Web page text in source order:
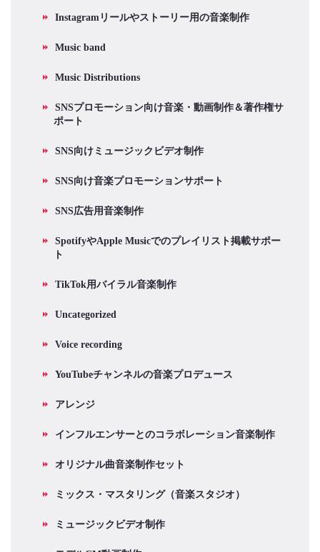
Instagramリールやストーリー用の音楽制作
Music band
Music Distributions
SNSプロモーション向け音楽・動画制作＆著作権サ
ポート
SNS向けミュージックビデオ制作
SNS向け音楽プロモーションサポート
SNS広告用音楽制作
SpotifyやApple Musicでのプレイリスト掲載サポー
ト
TikTok用バイラル音楽制作
Uncategorized
Voice recording
YouTubeチャンネルの音楽プロデュース
アレンジ
インフルエンサーとのコラボレーション音楽制作
オリジナル曲音楽制作セット
ミックス・マスタリング（音楽スタジオ）
ミュージックビデオ制作